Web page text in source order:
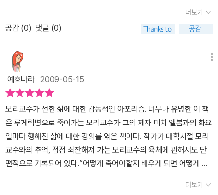
은 계속된다는 점이다. 그 고통을 잠시 생각해 본다. 채무를 갚지 않는
다고 신체를 묶은 채로 드럼통에 넣어 잘 개어진 콘크리트를 붇는 어
느 깡패영화처럼 온 몸이 돌덩이가 되어간다면, 게다가 덜어낼 수 없
는 고통이 계속된다면 어떨까. 어느 날 하반신이 마비되어 더 이상 걷
지 못하게 되고, 점차 위로 올라와 손가락까지 움직이지 못하더니 목
도 움직이지 못한다면...턱을 움직이지 못해 저작詛嚼을 못하고, 혀
도 움직일 수 없다고 그랬던가. 마지막엔 눈과 머리만 깨어난 산송장
이 된다고 했던가. 얼마 전 본 영화 <내 사랑 내 곁에>에서 젊은 배우
의 연기를 생각하니 나이 76세의 모리 교수의 병상은 차마 상상하기
힘들다. 온 몸이 돌덩이가 될 것을 알고, 결국 죽을 것을아는 그가 제
자 미치를 통해 하고자 했던 말은 ‘사람다운 인생의 의미’이다. 대공황
기에 잠깐 경험한 공장에서 노동자를 착취하는 모습을 보고서 다른
사람을 착취하는 일은 절대로 하지 않겠다는 깨달음으로 가르침의 길
잃었던 진정한 삶의 의미를 발견하게 된다.“아이 때와 죽어갈 때 외에
도, 즉 그 중간 시기에도 사실 우린 누군가가 필요하네.” 이 구절이 나
에게 얼마나 다가왔는지는 하나님만이 아실 것이다. 모두가 잘 알고
있듯이, 우리 인간은 혼자 살 수 없다. 의식주와 더불어 인간의 생존에
필수적인 것은 다른 인간들과의 애정을 나누는 것이고, 그 것은 인간
의 본능이라고 할 수 있다.하지만 요즘, 나는 그 어느 때 보다도 많은
외로움을 느낀다. 사실 개인적으로도 많은 일들이 일어나 굉장히 상
처를 많이 받았기 때문인데, 그로 인해 다른 사람들에게 마음을 주는
것을 두려워하게 되었기 때문이다. 그런데 이 책을 읽으면서, 나는 나
의 문제를 알게 되었고, 그 것 때문에 너무나 놀랐다. 나도 모르는 사
이에 나는 다른 사람들과의 애정나누기를 거부하고 부정하고 있었기
때문이다. 인간의 본능을 인간이 부정하다니, 끔찍한 일이 아닐 수가
없다. 학교에서 우리 사회의 이기심 때문에 다른 사람들에 대한 관심
더보기
공감 (0) 댓글 (0)
예흐나라 2009-05-15
모리교수가 전한 삶에 대한 감동적인 아포리즘. 너무나 유명한 이 책
은 루게릭병으로 죽어가는 모리교수가 그의 제자 미치 앨봄과의 화요
일마다 행해진 삶에 대한 강의를 엮은 책이다. 작가가 대학시절 모리
교수와의 추억, 점점 쇠잔해져 가는 모리교수의 육체에 관해서도 단
편적으로 기록되어 있다.“어떻게 죽어야할지 배우게 되면 어떻게 살
없이 시간이 그저 자신을 통과하게 살고 있는 사람이 얼마나 많은가.
더보기